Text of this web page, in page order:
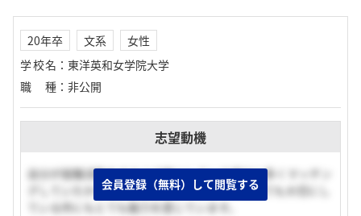
20年卒 文系
女性
学校名 ： 東洋英和女学院大学
職種 ： 非公開
志望動機
自分が就職活動をする上で軸にしている部分に多くマッチン
グしていたからです。また、チームワークをとても大切にし
ている所にもとても魅力を感じています。
会員登録（無料）して閲覧する